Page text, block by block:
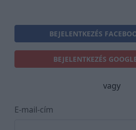
BEJELENTKEZÉS
BEJELENTKEZÉS
vagy
E-mail-cím